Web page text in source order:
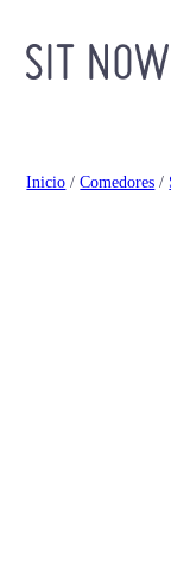
Inicio /Comedores /